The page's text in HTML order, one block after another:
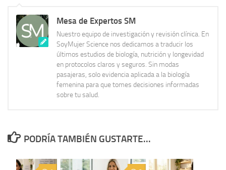
Mesa de Expertos SM
Nuestro equipo de investigación y revisión clínica. En
SoyMujer Science nos dedicamos a traducir los
últimos estudios de biología, nutrición y longevidad
en protocolos claros y seguros. Sin modas
pasajeras, solo evidencia aplicada a la biología
femenina para que tomes decisiones informadas
sobre tu salud.
PODRÍA TAMBIÉN GUSTARTE...